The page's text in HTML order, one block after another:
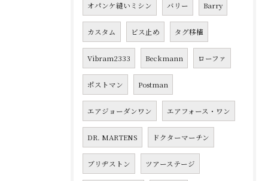
オパンケ縫いミシン バリー Barry
カスタム ビス止め タグ移植
Vibram2333 Beckmann ローファ
ポストマン Postman
エアジョーダンワン エアフォース・ワン
DR. MARTENS ドクターマーチン
ブリヂストン ツアーステージ